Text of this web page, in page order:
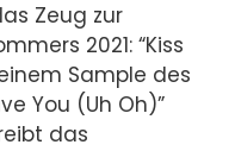
Zeug zur
2021: “Kiss
Sample des
You (Uh Oh)”
das